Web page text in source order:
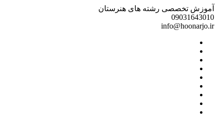
آموزش تخصصی رشته های هنرستان
09031643010
info@hoonarjo.ir